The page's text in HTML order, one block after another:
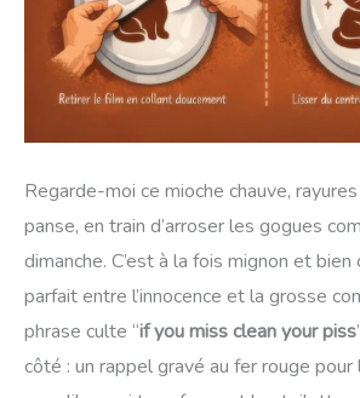
Regarde-moi ce mioche chauve,
panse, en train d’arroser les gogues
dimanche. C’est à la fois mignon et bien
parfait entre l’innocence et la grosse
phrase culte “if you miss clean your piss
côté : un rappel gravé au fer rouge pour